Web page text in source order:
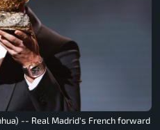
-- Real Madrid's French forward